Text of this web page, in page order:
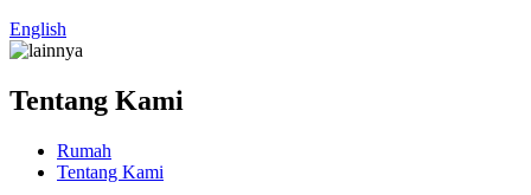
English
Tentang Kami
Rumah
Tentang Kami